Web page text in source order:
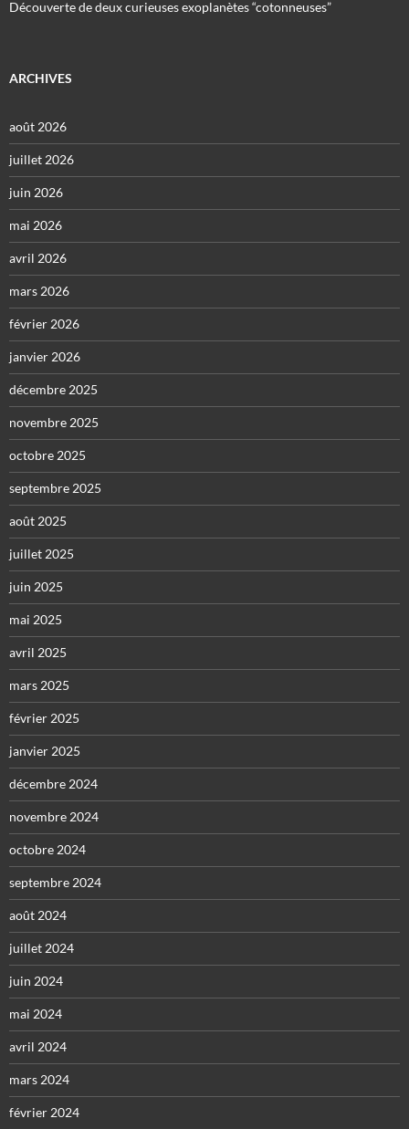
Découverte de deux curieuses exoplanètes “cotonneuses”
ARCHIVES
août 2026
juillet 2026
juin 2026
mai 2026
avril 2026
mars 2026
février 2026
janvier 2026
décembre 2025
novembre 2025
octobre 2025
septembre 2025
août 2025
juillet 2025
juin 2025
mai 2025
avril 2025
mars 2025
février 2025
janvier 2025
décembre 2024
novembre 2024
octobre 2024
septembre 2024
août 2024
juillet 2024
juin 2024
mai 2024
avril 2024
mars 2024
février 2024